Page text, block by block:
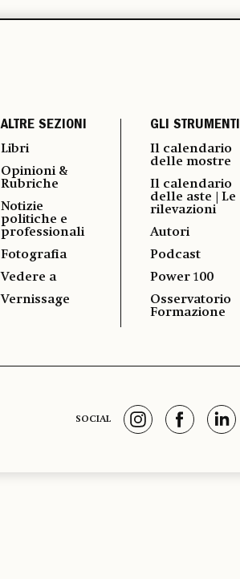
ALTRE SEZIONI
Libri
Opinioni &
Rubriche
Notizie
politiche e
professionali
Fotografia
Vedere a
Vernissage
GLI STRUMENTI
Il calendario
delle mostre
Il calendario
delle aste | Le
rilevazioni
Autori
Podcast
Power 100
Osservatorio
Formazione
SOCIAL